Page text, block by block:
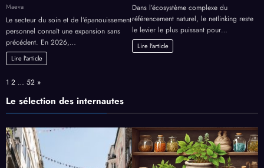
Maeva
Le secteur du soin et de l’épanouissement
personnel connaît une expansion sans
précédent. En 2026,…
Lire l'article
Dans l’écosystème complexe du
référencement naturel, le netlinking reste
le levier le plus puissant pour…
Lire l'article
Page:
1 2 … 52 Next
»
Le sélection des internautes